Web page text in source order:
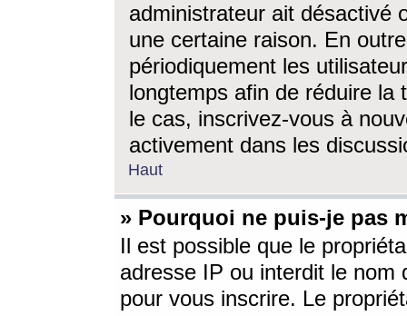
administrateur ait désactivé
une certaine raison. En
périodiquement les
longtemps afin de réduire la
le cas, inscrivez-vous à
activement dans les
Haut
» Pourquoi ne puis-je pas
Il est possible que le
adresse IP ou interdit le nom
pour vous inscrire. Le